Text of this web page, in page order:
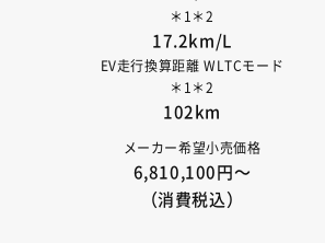
＊1＊2
17.2km/L
EV走行換算距離 WLTCモード
＊1＊2
102km
メーカー希望小売価格
6,810,100円〜
（消費税込）